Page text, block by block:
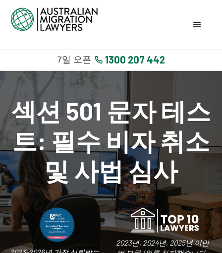
7일 오픈 1300 207 442
섹션 501 문자 테스
트: 필수 비자 취소
및 사법 심사
2023년, 2024년, 2025년 이민